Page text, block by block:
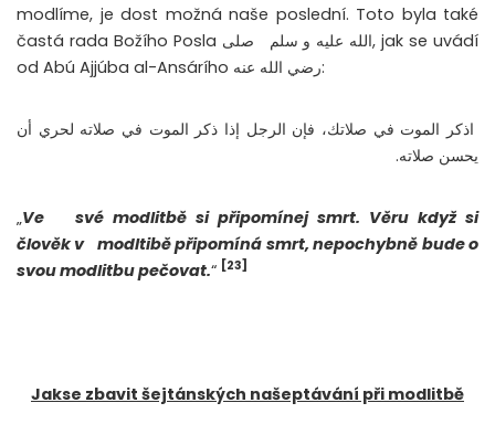
modlíme, je dost možná naše poslední. Toto byla také
častá rada Božího Posla صلى
الله عليه و سلم, jak se uvádí
od Abú Ajjúba al-Ansárího رضي الله عنه:
اذكر الموت في صلاتك، فإن الرجل إذا ذكر الموت في صلاته لحري أن
يحسن صلاته.
„Ve
své modlitbě si připomínej smrt. Věru když si
člověk v modltibě připomíná smrt, nepochybně bude o
svou modlitbu pečovat.“ [23]
Jakse zbavit šejtánských našeptávání při modlitbě